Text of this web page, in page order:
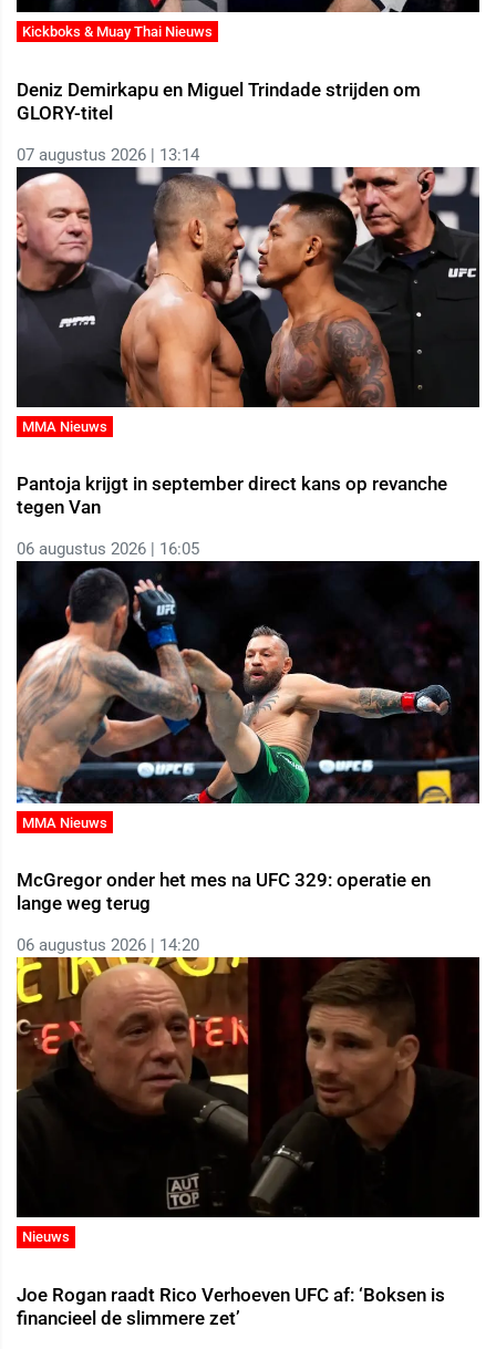
Kickboks & Muay Thai Nieuws
Deniz Demirkapu en Miguel Trindade strijden om
GLORY-titel
07 augustus 2026 | 13:14
MMA Nieuws
Pantoja krijgt in september direct kans op revanche
tegen Van
06 augustus 2026 | 16:05
MMA Nieuws
McGregor onder het mes na UFC 329: operatie en
lange weg terug
06 augustus 2026 | 14:20
Nieuws
Joe Rogan raadt Rico Verhoeven UFC af: ‘Boksen is
financieel de slimmere zet’